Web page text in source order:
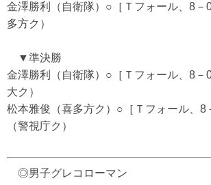
金澤勝利（自衛隊）○［Ｔフォール、8－
多方ク）
▼準決勝
金澤勝利（自衛隊）○［Ｔフォール、8－
大ク）
松本雅俊（喜多方ク）○［Ｔフォール、8
（警視庁ク）
◎男子グレコローマン